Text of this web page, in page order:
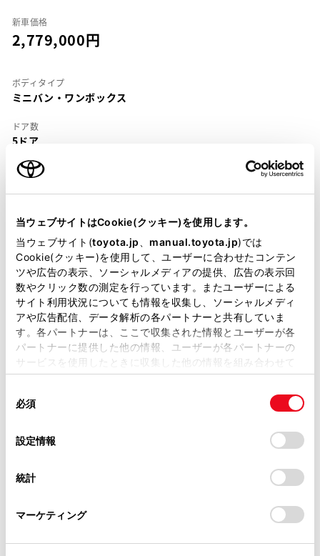
当ウェブサイトはCookie(クッキー)を使用します。
当ウェブサイト(toyota.jp manual.toyota.jp)では
Cookie(クッキー)を使用して、ユーザーに合わせたコンテン
ツや広告の表示、ソーシャルメディアの提供、広告の表示回
数やクリック数の測定を行っています。またユーザーによる
サイト利用状況についても情報を収集し、ソーシャルメディ
アや広告配信、データ解析の各パートナーと共有していま
す。各パートナーは、ここで収集された情報とユーザーが各
パートナーに提供した他の情報、ユーザーが各パートナーの
サービスを使用したときに収集した他の情報を組み合わせて
使用することがあります。当ウェブサイトの使用を続行する
デバイスにすべてのCookie(クッキー)が保存されることに同
意したことになります。Cookie(クッキー)のオプトアウト、
設定の変更、同意を撤回したりするにあたっては、当社の
「Cookie（クッキー）情報の取り扱いについて
」をご覧くだ
必須
設定情報
統計
マーケティング
新車価格
2,779,000
ボディタイプ
ミニバン・ワンボックス
ドア数
5ドア
乗車定員
DBA-ZRR75W
全長×全幅× 全高
4635×1720×1875mm
ホイールベース ※1
2825mm
トレッド前／後
1500/1475mm
2970
1680kg